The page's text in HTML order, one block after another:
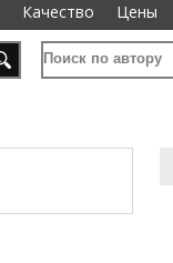
Качество Цены
Качество Цены
Поиск по автору